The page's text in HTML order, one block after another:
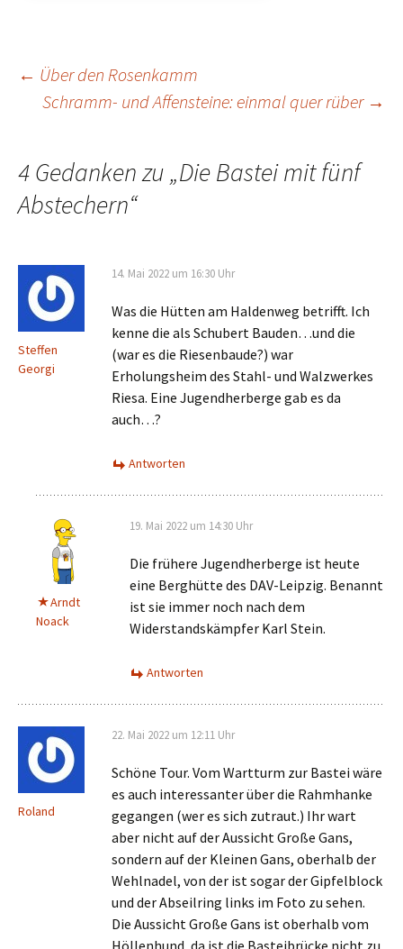
Beitrags-
← Über den Rosenkamm
Schramm- und Affensteine: einmal quer rüber →
4 Gedanken zu „Die Bastei mit fünf
Abstechern“
Steffen
Georgi
14. Mai 2022 um 16:30 Uhr
Was die Hütten am Haldenweg betrifft. Ich
kenne die als Schubert Bauden…und die
(war es die Riesenbaude?) war
Erholungsheim des Stahl- und Walzwerkes
Riesa. Eine Jugendherberge gab es da
auch…?
Antworten
Arndt
Noack
19. Mai 2022 um 14:30 Uhr
Die frühere Jugendherberge ist heute
eine Berghütte des DAV-Leipzig. Benannt
ist sie immer noch nach dem
Widerstandskämpfer Karl Stein.
Antworten
Roland
22. Mai 2022 um 12:11 Uhr
Schöne Tour. Vom Wartturm zur Bastei wäre
es auch interessanter über die Rahmhanke
gegangen (wer es sich zutraut.) Ihr wart
aber nicht auf der Aussicht Große Gans,
sondern auf der Kleinen Gans, oberhalb der
Wehlnadel, von der ist sogar der Gipfelblock
und der Abseilring links im Foto zu sehen.
Die Aussicht Große Gans ist oberhalb vom
Höllenhund, da ist die Basteibrücke nicht zu